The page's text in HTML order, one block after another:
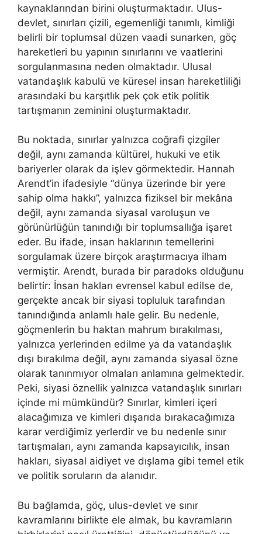
kaynaklarından birini oluşturmaktadır. Ulus-
devlet, sınırları çizili, egemenliği tanımlı, kimliği
belirli bir toplumsal düzen vaadi sunarken, göç
hareketleri bu yapının sınırlarını ve vaatlerini
sorgulanmasına neden olmaktadır. Ulusal
vatandaşlık kabulü ve küresel insan hareketliliği
arasındaki bu karşıtlık pek çok etik politik
tartışmanın zeminini oluşturmaktadır.
Bu noktada, sınırlar yalnızca coğrafi çizgiler
değil, aynı zamanda kültürel, hukuki ve etik
bariyerler olarak da işlev görmektedir. Hannah
Arendt’in ifadesiyle “dünya üzerinde bir yere
sahip olma hakkı”, yalnızca fiziksel bir mekâna
değil, aynı zamanda siyasal varoluşun ve
görünürlüğün tanındığı bir toplumsallığa işaret
eder. Bu ifade, insan haklarının temellerini
sorgulamak üzere birçok araştırmacıya ilham
vermiştir. Arendt, burada bir paradoks olduğunu
belirtir: İnsan hakları evrensel kabul edilse de,
gerçekte ancak bir siyasi topluluk tarafından
tanındığında anlamlı hale gelir. Bu nedenle,
göçmenlerin bu haktan mahrum bırakılması,
yalnızca yerlerinden edilme ya da vatandaşlık
dışı bırakılma değil, aynı zamanda siyasal özne
olarak tanınmıyor olmaları anlamına gelmektedir.
Peki, siyasi öznellik yalnızca vatandaşlık sınırları
içinde mi mümkündür? Sınırlar, kimleri içeri
alacağımıza ve kimleri dışarıda bırakacağımıza
karar verdiğimiz yerlerdir ve bu nedenle sınır
tartışmaları, aynı zamanda kapsayıcılık, insan
hakları, siyasal aidiyet ve dışlama gibi temel etik
ve politik soruların da alanıdır.
Bu bağlamda, göç, ulus-devlet ve sınır
kavramlarını birlikte ele almak, bu kavramların